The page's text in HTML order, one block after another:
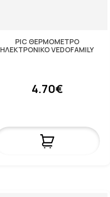
PIC ΘΕΡΜΟΜΕΤΡΟ
ΗΛΕΚΤΡΟΝΙΚΟ VEDOFAMILY
4.70€